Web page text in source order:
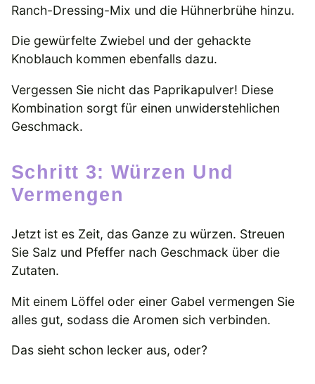
Ranch-Dressing-Mix und die Hühnerbrühe hinzu.
Die gewürfelte Zwiebel und der gehackte
Knoblauch kommen ebenfalls dazu.
Vergessen Sie nicht das Paprikapulver! Diese
Kombination sorgt für einen unwiderstehlichen
Geschmack.
Schritt 3: Würzen Und
Vermengen
Jetzt ist es Zeit, das Ganze zu würzen. Streuen
Sie Salz und Pfeffer nach Geschmack über die
Zutaten.
Mit einem Löffel oder einer Gabel vermengen Sie
alles gut, sodass die Aromen sich verbinden.
Das sieht schon lecker aus, oder?